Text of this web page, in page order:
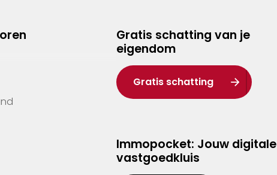
Gratis schatting van je
eigendom
Gratis schatting
Immopocket: Jouw digitale
vastgoedkluis